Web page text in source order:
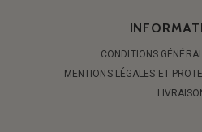
CONDITIONS
MENTIONS LÉGALES ET